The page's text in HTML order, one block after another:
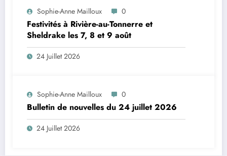
Sophie-Anne Mailloux 0
Festivités à Rivière-au-Tonnerre et
Sheldrake les 7, 8 et 9 août
24 Juillet 2026
Sophie-Anne Mailloux 0
Bulletin de nouvelles du 24 juillet 2026
24 Juillet 2026